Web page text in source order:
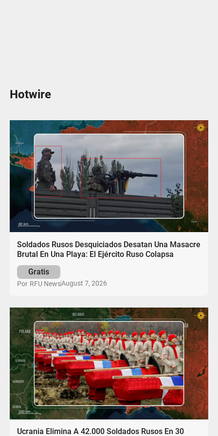
Hotwire
Soldados Rusos Desquiciados Desatan Una Masacre
Brutal En Una Playa: El Ejército Ruso Colapsa
Gratis
Por RFU NewsAugust 7, 2026
Ucrania Elimina A 42.000 Soldados Rusos En 30